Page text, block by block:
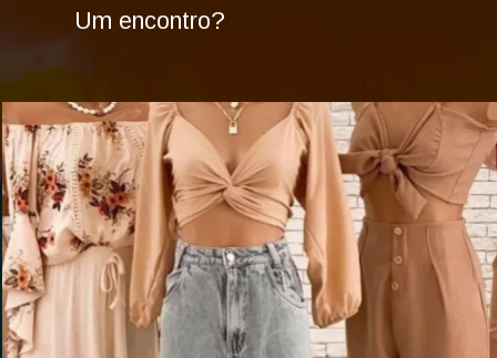
Um encontro?